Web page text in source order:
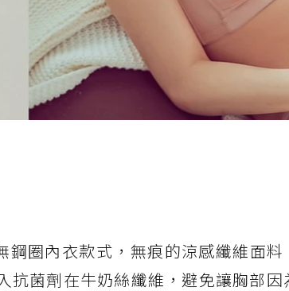
圈內衣款式，無痕的涼感纖維面料
抗菌劑在牛奶絲纖維，避免讓胸部因